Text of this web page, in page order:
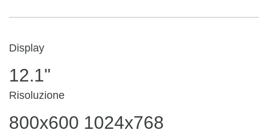
Display
12.1"
Risoluzione
800x600 1024x768